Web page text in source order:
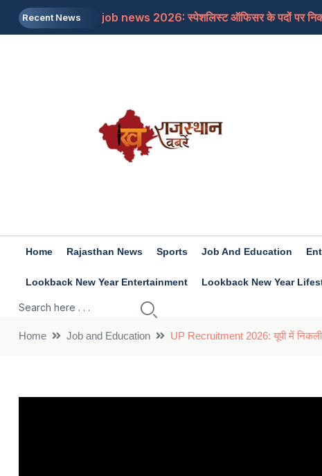
Recent News
job news 2026: स्पेशलिस्ट ऑफिसर के पदों पर
Rashifal 8 aug 2026: इन राशियों के जातकों के लिए
Home Rajasthan News Sports Job And Education
Lookback New Year Entertainment Lookback New Year
Home Job and Education UP Recruitment 2026: यूपी में निकली